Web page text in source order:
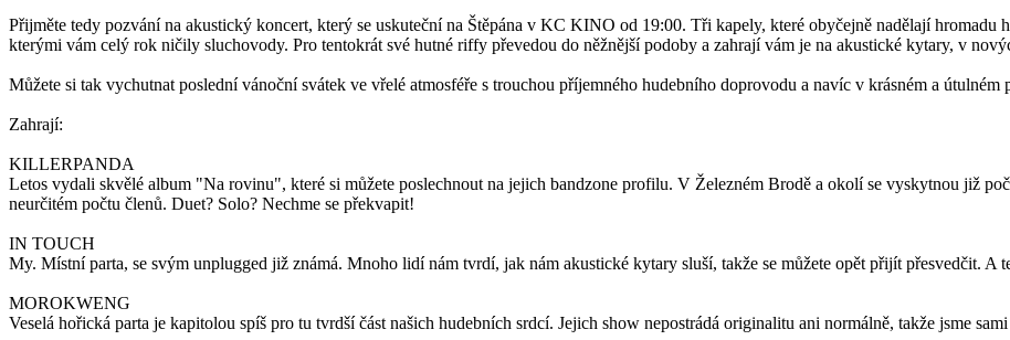
Přijměte tedy pozvání na akustický koncert, který se uskuteční na Štěpána v KC KINO od 19:00. Tři kapely, které obyčejně nadělají hromadu
kterými vám celý rok ničily sluchovody. Pro tentokrát své hutné riffy převedou do něžnější podoby a zahrají vám je na akustické kytary, v
Můžete si tak vychutnat poslední vánoční svátek ve vřelé atmosféře s trouchou příjemného hudebního doprovodu a navíc v krásném a
Zahrají:
KILLERPANDA
Letos vydali skvělé album "Na rovinu", které si můžete poslechnout na jejich bandzone profilu. V Železném Brodě a okolí se vyskytnou již
neurčitém počtu členů. Duet? Solo? Nechme se překvapit!
IN TOUCH
My. Místní parta, se svým unplugged již známá. Mnoho lidí nám tvrdí, jak nám akustické kytary sluší, takže se můžete opět přijít přesvedčit. A
MOROKWENG
Veselá hořická parta je kapitolou spíš pro tu tvrdší část našich hudebních srdcí. Jejich show nepostrádá originalitu ani normálně, takže jsme